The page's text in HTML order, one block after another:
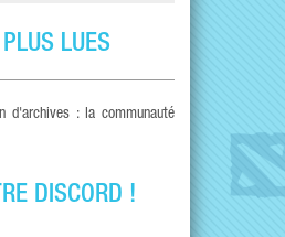
LUES
d'archives : la communauté
DISCORD !